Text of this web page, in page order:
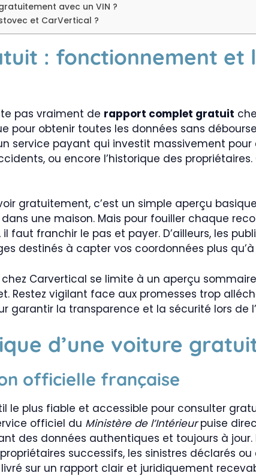
avec un VIN ?
et CarVertical ?
: fonctionnement et
pas vraiment de rapport complet gratuit
pour obtenir toutes les données sans
service payant qui investit massivement
ou encore l’historique des
gratuitement, c’est un simple aperçu
une maison. Mais pour fouiller chaque
il faut franchir le pas et payer. D’ailleurs, les
destinés à capter vos coordonnées plus
chez Carvertical se limite à un aperçu
Restez vigilant face aux promesses trop
garantir la transparence et la sécurité lors de
d’une voiture
officielle française
le plus fiable et accessible pour consulter
officiel du Ministère de l’Intérieurpuise
des données authentiques et toujours à
successifs, les sinistres déclarés
sur un rapport clair et juridiquement